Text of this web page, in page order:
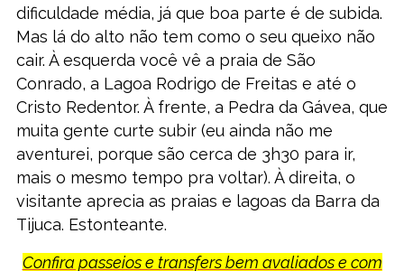
dificuldade média, já que boa parte é de subida.
Mas lá do alto não tem como o seu queixo não
cair. À esquerda você vê a praia de São
Conrado, a Lagoa Rodrigo de Freitas e até o
Cristo Redentor. À frente, a Pedra da Gávea, que
muita gente curte subir (eu ainda não me
aventurei, porque são cerca de 3h30 para ir,
mais o mesmo tempo pra voltar). À direita, o
visitante aprecia as praias e lagoas da Barra da
Tijuca. Estonteante.
Confira passeios e transfers bem avaliados e com